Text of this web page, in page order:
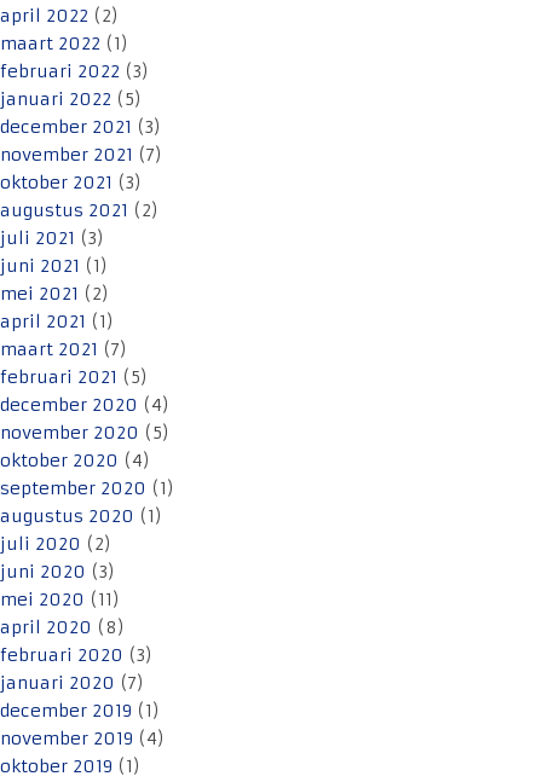
april 2022 (2)
maart 2022 (1)
februari 2022 (3)
januari 2022 (5)
december 2021 (3)
november 2021 (7)
oktober 2021 (3)
augustus 2021 (2)
juli 2021 (3)
juni 2021 (1)
mei 2021 (2)
april 2021 (1)
maart 2021 (7)
februari 2021 (5)
december 2020 (4)
november 2020 (5)
oktober 2020 (4)
september 2020 (1)
augustus 2020 (1)
juli 2020 (2)
juni 2020 (3)
mei 2020 (11)
april 2020 (8)
februari 2020 (3)
januari 2020 (7)
december 2019 (1)
november 2019 (4)
oktober 2019 (1)